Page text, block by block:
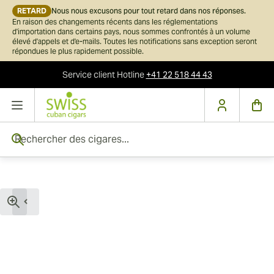
RETARD Nous nous excusons pour tout retard dans nos réponses.
En raison des changements récents dans les réglementations
d'importation dans certains pays, nous sommes confrontés à un volume
élevé d'appels et d'e-mails. Toutes les notifications sans exception seront
répondues le plus rapidement possible.
Service clientHotline+41 22 518 44 43
Skip to Content